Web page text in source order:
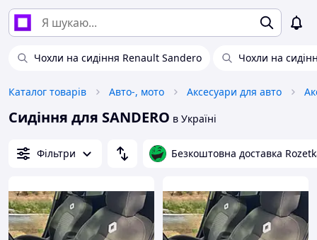
Чохли на сидіння Renault Sandero Чохли на
Каталог товарів Авто-, мото Аксесуари для авто
Сидіння для SANDERO в Україні
Фільтри Безкоштовна доставка